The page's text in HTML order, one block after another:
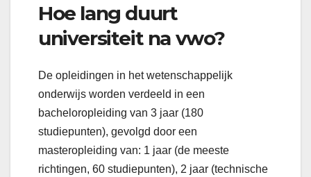
Hoe lang duurt
universiteit na vwo?
De opleidingen in het wetenschappelijk
onderwijs worden verdeeld in een
bacheloropleiding van 3 jaar (180
studiepunten), gevolgd door een
masteropleiding van: 1 jaar (de meeste
richtingen, 60 studiepunten), 2 jaar (technische